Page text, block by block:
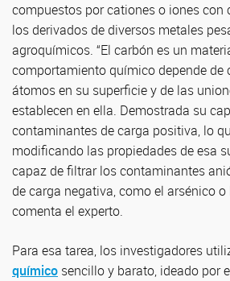
compuestos por cationes o iones con
los derivados de diversos metales
agroquímicos. “El carbón es un
comportamiento químico depende de
átomos en su superficie y de las
establecen en ella. Demostrada su
contaminantes de carga positiva, lo
modificando las propiedades de esa
capaz de filtrar los contaminantes
de carga negativa, como el arsénico o
comenta el experto.
Para esa tarea, los investigadores
químico sencillo y barato, ideado por